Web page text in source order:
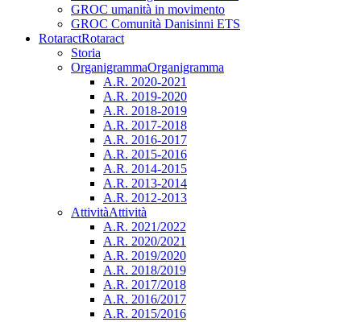
GROC umanità in movimento
GROC Comunità Danisinni ETS
RotaractRotaract
Storia
OrganigrammaOrganigramma
A.R. 2020-2021
A.R. 2019-2020
A.R. 2018-2019
A.R. 2017-2018
A.R. 2016-2017
A.R. 2015-2016
A.R. 2014-2015
A.R. 2013-2014
A.R. 2012-2013
AttivitàAttività
A.R. 2021/2022
A.R. 2020/2021
A.R. 2019/2020
A.R. 2018/2019
A.R. 2017/2018
A.R. 2016/2017
A.R. 2015/2016